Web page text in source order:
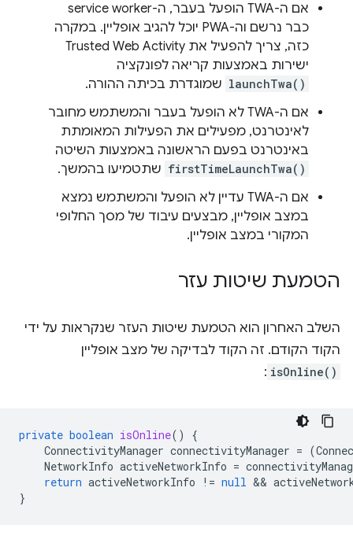
אם ה-TWA הופעל בעבר, ה-service worker
כבר נרשם וה-PWA יוכל להגיב אופליין. במקרה
כזה, צריך להפעיל את Trusted Web Activity
ישירות באמצעות קריאה לפונקציה
launchTwa() שמוגדרת בכיתה ההורה.
אם ה-TWA לא הופעל בעבר והמשתמש מחובר
לאינטרנט, מפעילים את הפעילות המאומתת
באינטרנט בפעם הראשונה באמצעות השיטה
firstTimeLaunchTwa() שתטמיעו בהמשך.
אם ה-TWA עדיין לא הופעל והמשתמש נמצא
במצב אופליין, מבצעים עיבוד של מסך החלופי
המקורי במצב אופליין.
הטמעת שיטות עזר
השלב האחרון הוא הטמעת שיטות העזר שנקראות על ידי
הקוד הקודם. זה הקוד לבדיקה של מצב אופליין
isOnline()
:
private boolean isOnline()
{
ConnectivityManager connectivityManager = (
NetworkInfo activeNetworkInfo =
return activeNetworkInfo != null &&
}